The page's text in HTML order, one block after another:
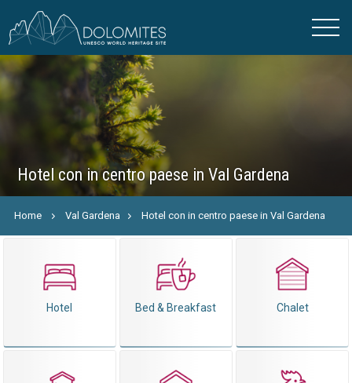
Hotel con in centro paese in Val Gardena
Home Val Gardena Hotel con in centro paese in Val Gardena
Hotel Bed & Breakfast Chalet